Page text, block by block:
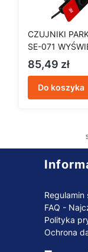
CZUJNIKI
SE-071
Cena
85,49 zł
Do koszyka
Linki w
Regulamin
FAQ -
Polityka
Ochrona